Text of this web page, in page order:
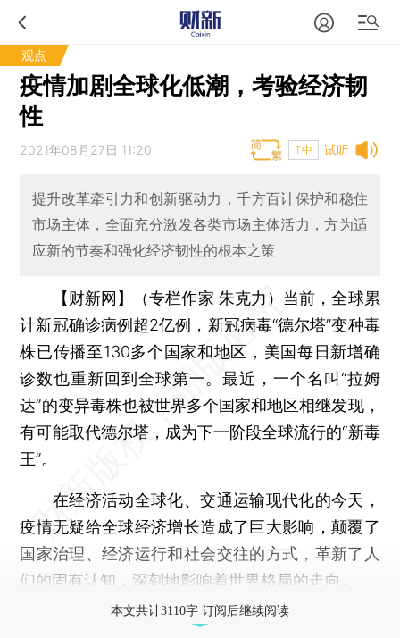
观点
疫情加剧全球化低潮，考验经济韧
性
试听
2021年08月27日 11:20 T中
提升改革牵引力和创新驱动力，千方百计保护和稳住
市场主体，全面充分激发各类市场主体活力，方为适
应新的节奏和强化经济韧性的根本之策
【财新网】（专栏作家 朱克力） 当前，全球累
计新冠确诊病例超2亿例，新冠病毒“德尔塔”变种毒
株已传播至130多个国家和地区，美国每日新增确
诊数也重新回到全球第一。最近，一个名叫“拉姆
达”的变异毒株也被世界多个国家和地区相继发现，
有可能取代德尔塔，成为下一阶段全球流行的“新毒
王”。
在经济活动全球化、交通运输现代化的今天，
疫情无疑给全球经济增长造成了巨大影响，颠覆了
国家治理、经济运行和社会交往的方式，革新了人
们的固有认知，深刻地影响着世界格局的走向。
本文共计3110字 订阅后继续阅读